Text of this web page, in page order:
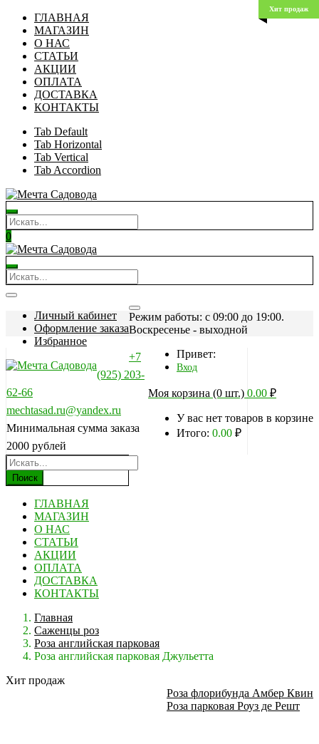
ГЛАВНАЯ
МАГАЗИН
О НАС
СТАТЬИ
АКЦИИ
ОПЛАТА
ДОСТАВКА
КОНТАКТЫ
Tab Default
Tab Horizontal
Tab Vertical
Tab Accordion
0
Личный кабинет
Оформление заказа
Избранное
Режим работы: c 09:00 до 19:00.
Воскресенье - выходной
Привет:
Вход
Моя корзина (0 шт.) 0.00 ₽
У вас нет товаров в корзине
Итого: 0.00 ₽
+7
(925) 203-
62-66
mechtasad.ru@yandex.ru
Минимальная сумма заказа
2000 рублей
Поиск
ГЛАВНАЯ
МАГАЗИН
О НАС
СТАТЬИ
АКЦИИ
ОПЛАТА
ДОСТАВКА
КОНТАКТЫ
Главная
Саженцы роз
Роза английская парковая
Роза английская парковая Джульетта
Роза флорибунда Амбер Квин
Роза парковая Роуз де Решт
Хит продаж
Хит продаж